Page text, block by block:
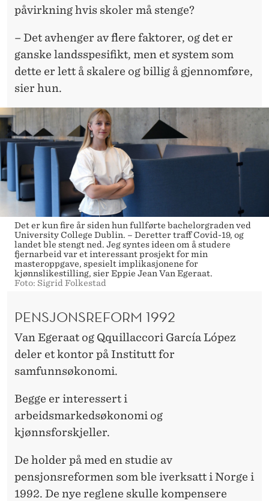
påvirkning hvis skoler må stenge?
– Det avhenger av flere faktorer, og det er
ganske landsspesifikt, men et system som
dette er lett å skalere og billig å gjennomføre,
sier hun.
Det er kun fire år siden hun fullførte bachelorgraden ved
University College Dublin. – Deretter traff Covid-19, og
landet ble stengt ned. Jeg syntes ideen om å studere
fjernarbeid var et interessant prosjekt for min
masteroppgave, spesielt implikasjonene for
kjønnslikestilling, sier Eppie Jean Van Egeraat.
Foto: Sigrid Folkestad
PENSJONSREFORM 1992
Van Egeraat og Qquillaccori García López
deler et kontor på Institutt for
samfunnsøkonomi.
Begge er interessert i
arbeidsmarkedsøkonomi og
kjønnsforskjeller.
De holder på med en studie av
pensjonsreformen som ble iverksatt i Norge i
1992. De nye reglene skulle kompensere